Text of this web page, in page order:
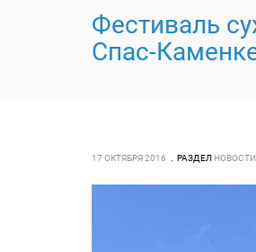
Фестиваль
Спас-
17 ОКТЯБРЯ 2016 РАЗДЕЛ